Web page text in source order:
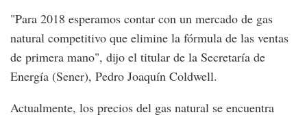
"Para 2018 esperamos contar con un mercado de gas
natural competitivo que elimine la fórmula de las ventas
de primera mano", dijo el titular de la Secretaría de
Energía (Sener), Pedro Joaquín Coldwell.
Actualmente, los precios del gas natural se encuentra